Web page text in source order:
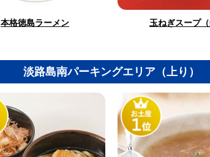
本格徳島ラーメン 玉ねぎスープ（
淡路島南パーキングエリア（上り）